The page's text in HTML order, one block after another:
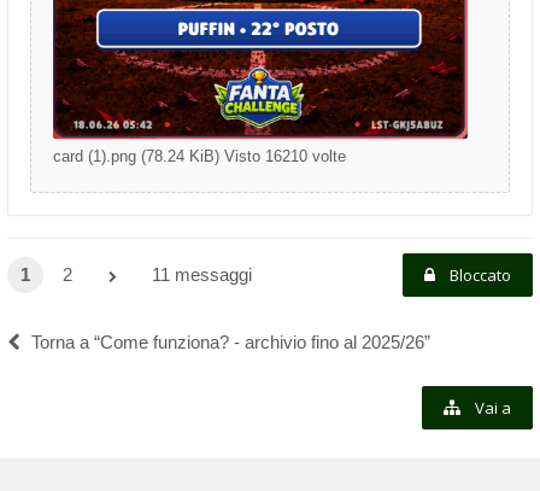
card (1).png (78.24 KiB) Visto 16210 volte
1 2 11 messaggi Bloccato
Torna a “Come funziona? - archivio fino al 2025/26”
Vai a